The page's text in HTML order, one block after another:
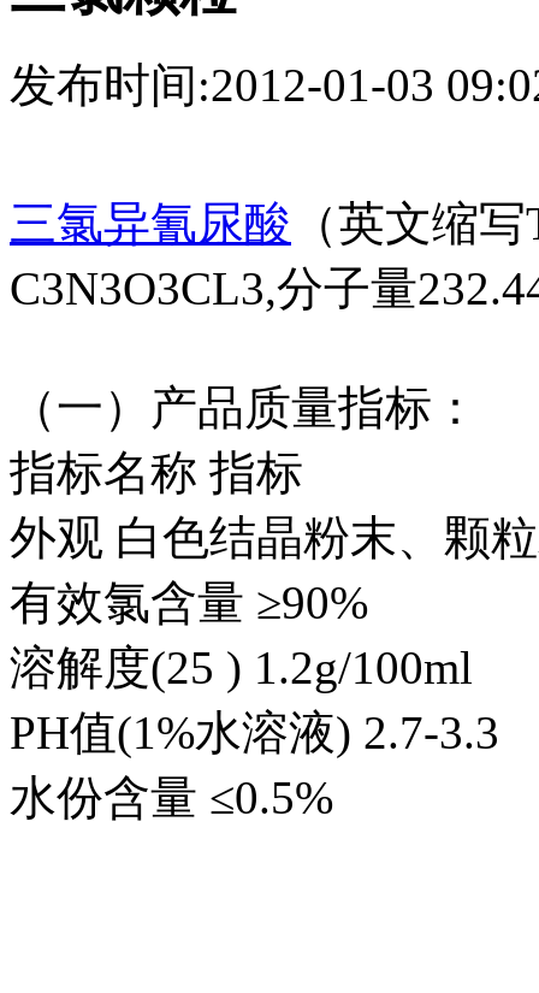
发布时间:2012-01-03
三氯异氰尿酸 （英文缩
C3N3O3CL3,分子量
（一）产品质量指标：
指标名称 指标
外观 白色结晶粉末、颗
有效氯含量 ≥90%
溶解度(25 ) 1.2g/100ml
PH值(1%水溶液) 2.7-3.3
水份含量 ≤0.5%